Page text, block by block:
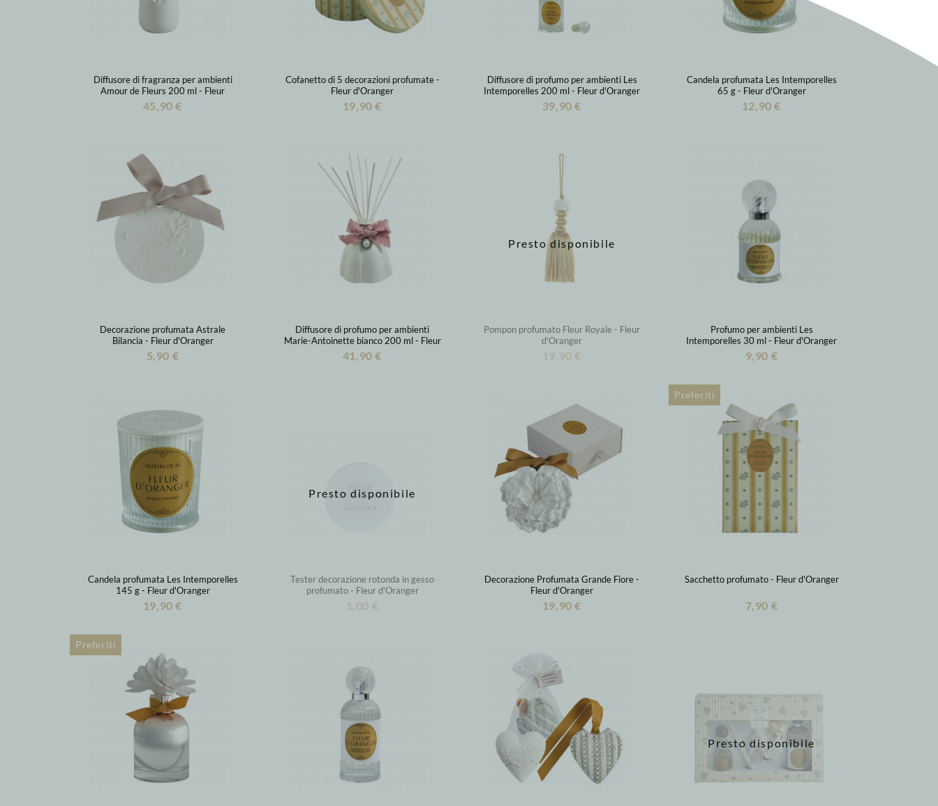
Diffusore di fragranza per ambienti
Amour de Fleurs 200 ml - Fleur
d'Oranger
45,90 €
Cofanetto di 5 decorazioni profumate -
Fleur d'Oranger
19,90 €
Diffusore di profumo per ambienti Les
Intemporelles 200 ml - Fleur d'Oranger
39,90 €
Candela profumata Les Intemporelles
65 g - Fleur d'Oranger
12,90 €
Decorazione profumata Astrale
Bilancia - Fleur d'Oranger
5,90 €
Diffusore di profumo per ambienti
Marie-Antoinette bianco 200 ml - Fleur
d'Oranger
41,90 €
Presto disponibile
Pompon profumato Fleur Royale - Fleur
d'Oranger
19,90 €
Profumo per ambienti Les
Intemporelles 30 ml - Fleur d'Oranger
9,90 €
Candela profumata Les Intemporelles
145 g - Fleur d'Oranger
19,90 €
Presto disponibile
Tester decorazione rotonda in gesso
profumato - Fleur d'Oranger
1,00 €
Decorazione Profumata Grande Fiore -
Fleur d'Oranger
19,90 €
Preferiti
Sacchetto profumato - Fleur d'Oranger
7,90 €
Preferiti
Presto disponibile